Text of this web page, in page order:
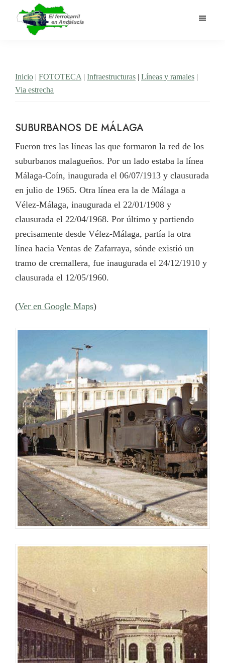
contenido
Andalucía
ferrocarril
en
Inicio | FOTOTECA | Infraestructuras | Líneas y ramales |
Via estrecha
SUBURBANOS DE MÁLAGA
Fueron tres las líneas las que formaron la red de los
suburbanos malagueños. Por un lado estaba la línea
Málaga-Coín, inaugurada el 06/07/1913 y clausurada
en julio de 1965. Otra línea era la de Málaga a
Vélez-Málaga, inaugurada el 22/01/1908 y
clausurada el 22/04/1968. Por último y partiendo
precisamente desde Vélez-Málaga, partía la otra
línea hacia Ventas de Zafarraya, sónde existió un
tramo de cremallera, fue inaugurada el 24/12/1910 y
clausurada el 12/05/1960.
(Ver en Google Maps)